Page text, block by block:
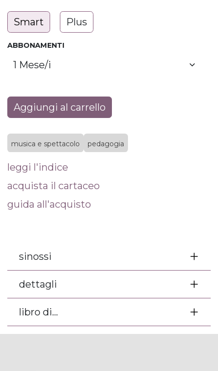
Smart Plus
ABBONAMENTI
Aggiungi al carrello
musica e spettacolo pedagogia
leggi l'indice
acquista il cartaceo
guida all'acquisto
sinossi
dettagli
libro di...